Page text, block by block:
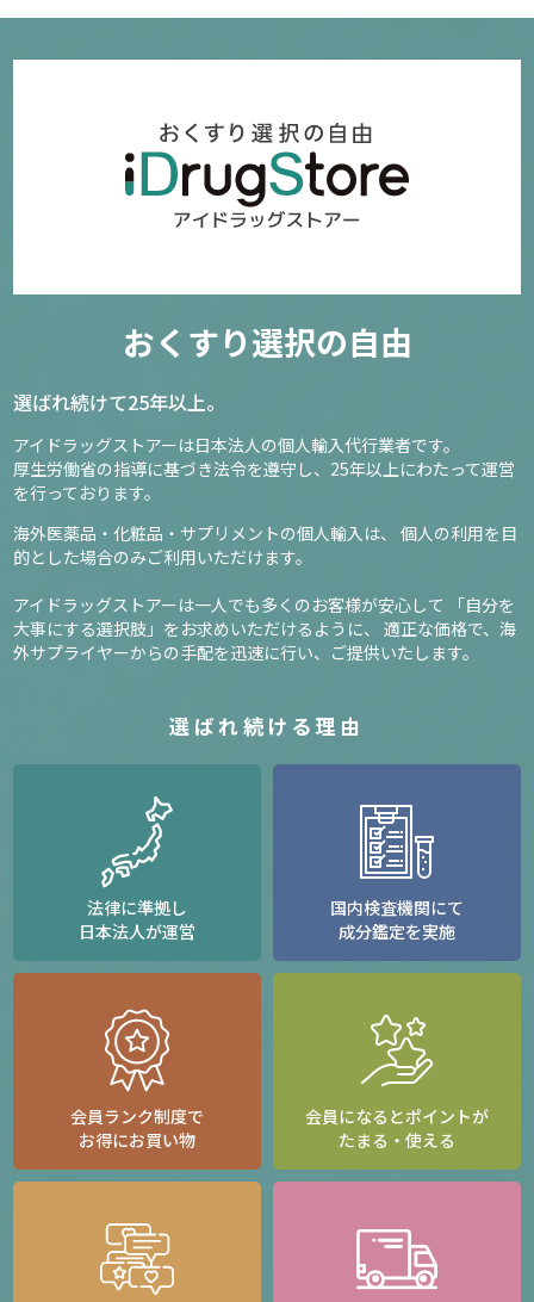
おくすり選択の自由
選ばれ続けて25年以上。
アイドラッグストアーは日本法人の個人輸入代行業者です。
厚生労働省の指導に基づき法令を遵守し、 25年以上にわたって運営
を行っております。
海外医薬品・化粧品・サプリメントの個人輸入は、
個人の利用を目
的とした場合のみご利用いただけます。
アイドラッグストアーは一人でも多くのお客様が安心して
「自分を
大事にする選択肢」をお求めいただけるように、
適正な価格で、海
外サプライヤーからの手配を迅速に行い、ご提供いたします。
選ばれ続ける理由
法律に準拠し
日本法人が運営
国内検査機関にて
成分鑑定を実施
会員ランク制度で
お得にお買い物
会員になるとポイントが
たまる・使える